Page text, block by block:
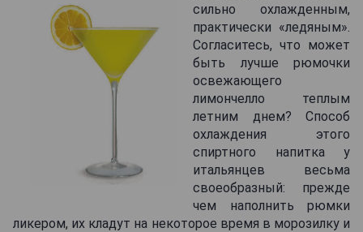
сильно охлажденным,
практически «ледяным».
Согласитесь, что может
быть лучше рюмочки
освежающего
лимончелло теплым
летним днем? Способ
охлаждения этого
спиртного напитка у
итальянцев весьма
своеобразный: прежде
чем наполнить рюмки
ликером, их кладут на некоторое время в морозилку и